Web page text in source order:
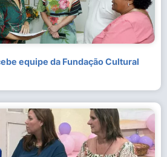
equipe da Fundação Cultural